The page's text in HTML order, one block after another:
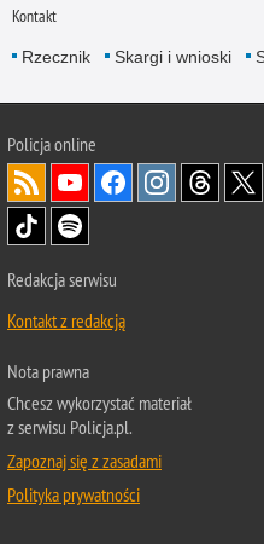
Kontakt
Rzecznik Skargi i wnioski
Policjaonline
Redakcja serwisu
Kontakt z redakcją
Nota prawna
Chcesz wykorzystać materiał
z serwisu Policja.pl.
Zapoznaj się z zasadami
Polityka prywatności